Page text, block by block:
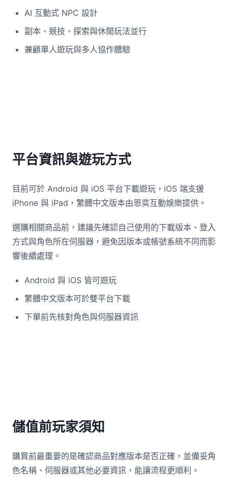
AI 互動式 NPC 設計
副本、競技、探索與休閒玩法並行
兼顧單人遊玩與多人協作體驗
平台資訊與遊玩方式
目前可於 Android 與 iOS 平台下載遊玩，iOS 端支援
iPhone 與 iPad，繁體中文版本由恩奕互動娛樂提供。
選購相關商品前，建議先確認自己使用的下載版本、登入
方式與角色所在伺服器，避免因版本或帳號系統不同而影
響後續處理。
Android 與 iOS 皆可遊玩
繁體中文版本可於雙平台下載
下單前先核對角色與伺服器資訊
儲值前玩家須知
購買前最重要的是確認商品對應版本是否正確，並備妥角
色名稱、伺服器或其他必要資訊，能讓流程更順利。